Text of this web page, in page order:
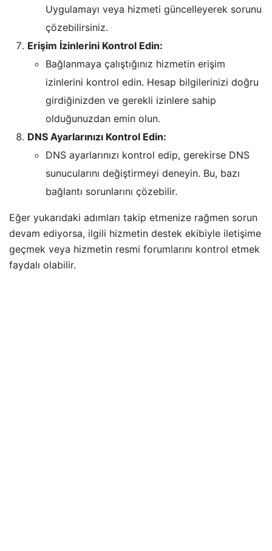
Uygulamayı veya hizmeti güncelleyerek sorunu
çözebilirsiniz.
Erişim İzinlerini Kontrol Edin:
Bağlanmaya çalıştığınız hizmetin erişim
izinlerini kontrol edin. Hesap bilgilerinizi doğru
girdiğinizden ve gerekli izinlere sahip
olduğunuzdan emin olun.
DNS Ayarlarınızı Kontrol Edin:
DNS ayarlarınızı kontrol edip, gerekirse DNS
sunucularını değiştirmeyi deneyin. Bu, bazı
bağlantı sorunlarını çözebilir.
Eğer yukarıdaki adımları takip etmenize rağmen sorun
devam ediyorsa, ilgili hizmetin destek ekibiyle iletişime
geçmek veya hizmetin resmi forumlarını kontrol etmek
faydalı olabilir.